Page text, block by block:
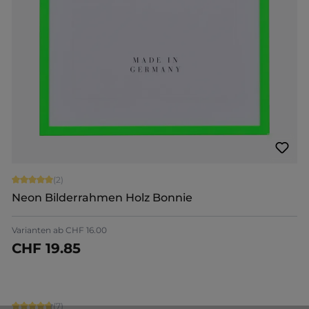
Durchschnittliche Bewertung von 5 von 5 Sternen
(2)
Neon Bilderrahmen Holz Bonnie
Varianten abCHF 16.00
CHF 19.85
Jetzt konfigurieren
Durchschnittliche Bewertung von 4.71 von 5 Sternen
(7)